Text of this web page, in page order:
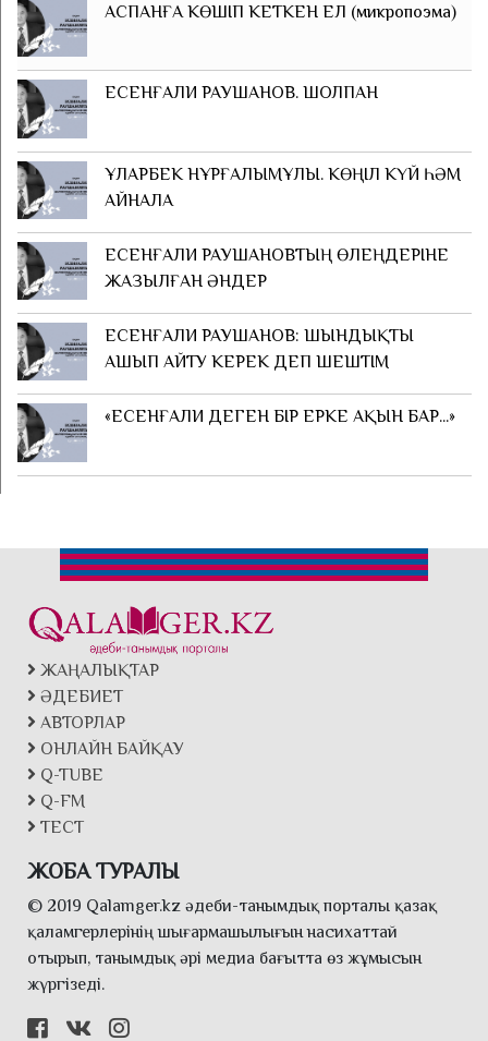
АСПАНҒА КӨШІП КЕТКЕН ЕЛ (микропоэма)
ЕСЕНҒАЛИ РАУШАНОВ. ШОЛПАН
ҰЛАРБЕК НҰРҒАЛЫМҰЛЫ. КӨҢІЛ КҮЙ ҺӘМ
АЙНАЛА
ЕСЕНҒАЛИ РАУШАНОВТЫҢ ӨЛЕҢДЕРІНЕ
ЖАЗЫЛҒАН ӘНДЕР
ЕСЕНҒАЛИ РАУШАНОВ: ШЫНДЫҚТЫ
АШЫП АЙТУ КЕРЕК ДЕП ШЕШТІМ
«ЕСЕНҒАЛИ ДЕГЕН БІР ЕРКЕ АҚЫН БАР...»
ЖАҢАЛЫҚТАР
ӘДЕБИЕТ
АВТОРЛАР
ОНЛАЙН БАЙҚАУ
Q-TUBE
Q-FM
ТЕСТ
ЖОБА ТУРАЛЫ
© 2019 Qalamger.kz әдеби-танымдық порталы қазақ
қаламгерлерінің шығармашылығын насихаттай
отырып, танымдық әрі медиа бағытта өз жұмысын
жүргізеді.